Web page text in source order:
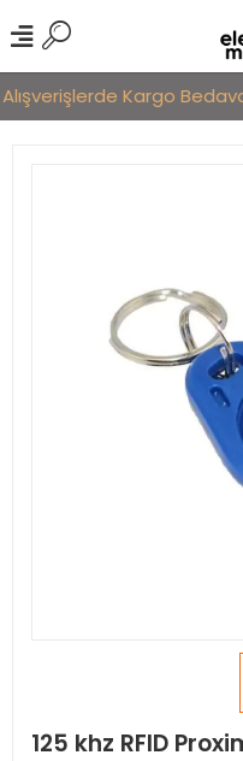
Kargo
125 khz RFID